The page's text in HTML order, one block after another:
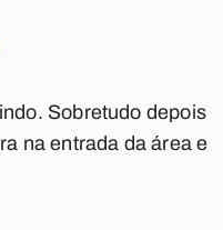
Sobretudo depois
na entrada da área e